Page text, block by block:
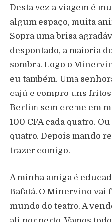
Desta vez a viagem é
algum espaço, muita
Sopra uma brisa
despontado, a maioria
sombra. Logo o
eu também. Uma
cajú e compro uns fritos
Berlim sem creme em
100 CFA cada quatro.
quatro. Depois mando
trazer comigo.
A minha amiga é
Bafatá. O Minervino vai
mundo do teatro. A